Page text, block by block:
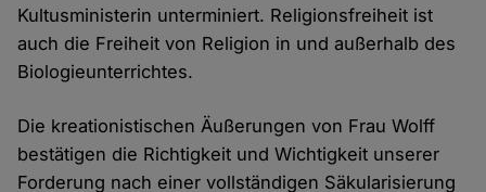
Kultusministerin unterminiert. Religionsfreiheit ist
auch die Freiheit von Religion in und außerhalb des
Biologieunterrichtes.
Die kreationistischen Äußerungen von Frau Wolff
bestätigen die Richtigkeit und Wichtigkeit unserer
Forderung nach einer vollständigen Säkularisierung